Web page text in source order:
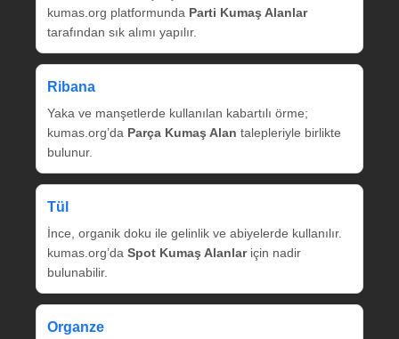
kumas.org platformunda Parti Kumaş Alanlar
tarafından sık alımı yapılır.
Ribana
Yaka ve manşetlerde kullanılan kabartılı örme;
kumas.org’da Parça Kumaş Alan talepleriyle birlikte
bulunur.
Tül
İnce, organik doku ile gelinlik ve abiyelerde kullanılır.
kumas.org’da Spot Kumaş Alanlariçin nadir
bulunabilir.
Organze